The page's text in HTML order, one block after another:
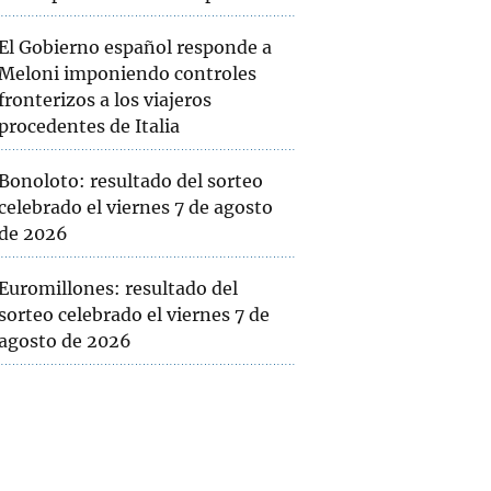
Gobierno español responde a
imponiendo controles
a los viajeros
de Italia
resultado del sorteo
el viernes 7 de agosto
2026
resultado del
celebrado el viernes 7 de
de 2026